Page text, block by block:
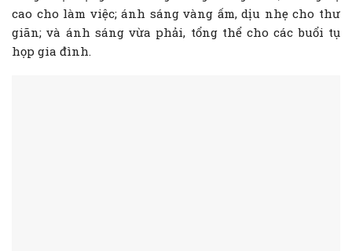
cao cho làm việc; ánh sáng vàng ấm, dịu nhẹ cho thư
giãn; và ánh sáng vừa phải, tổng thể cho các buổi tụ
họp gia đình.